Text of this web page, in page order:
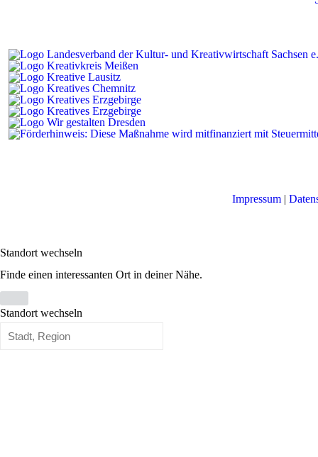
Impressum |
Standort wechseln
Finde einen interessanten Ort in deiner Nähe.
Standort wechseln